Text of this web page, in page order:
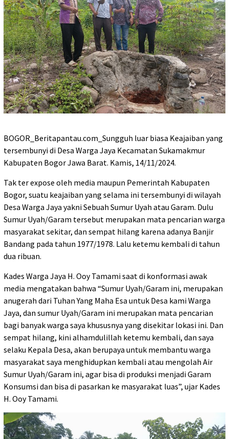
BOGOR_Beritapantau.com_Sungguh luar biasa Keajaiban yang
tersembunyi di Desa Warga Jaya Kecamatan Sukamakmur
Kabupaten Bogor Jawa Barat. Kamis, 14/11/2024.
Tak ter expose oleh media maupun Pemerintah Kabupaten
Bogor, suatu keajaiban yang selama ini tersembunyi di wilayah
Desa Warga Jaya yakni Sebuah Sumur Uyah atau Garam. Dulu
Sumur Uyah/Garam tersebut merupakan mata pencarian warga
masyarakat sekitar, dan sempat hilang karena adanya Banjir
Bandang pada tahun 1977/1978. Lalu ketemu kembali di tahun
dua ribuan.
Kades Warga Jaya H. Ooy Tamami saat di konformasi awak
media mengatakan bahwa “Sumur Uyah/Garam ini, merupakan
anugerah dari Tuhan Yang Maha Esa untuk Desa kami Warga
Jaya, dan sumur Uyah/Garam ini merupakan mata pencarian
bagi banyak warga saya khususnya yang disekitar lokasi ini. Dan
sempat hilang, kini alhamdulillah ketemu kembali, dan saya
selaku Kepala Desa, akan berupaya untuk membantu warga
masyarakat saya menghidupkan kembali atau mengolah Air
Sumur Uyah/Garam ini, agar bisa di produksi menjadi Garam
Konsumsi dan bisa di pasarkan ke masyarakat luas”, ujar Kades
H. Ooy Tamami.